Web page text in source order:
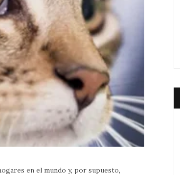
en el mundo y, por supuesto,